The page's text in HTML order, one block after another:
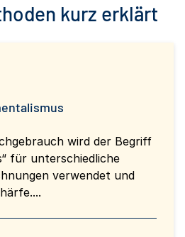
kurz erklärt
wird der Begriff
für unterschiedliche
verwendet und